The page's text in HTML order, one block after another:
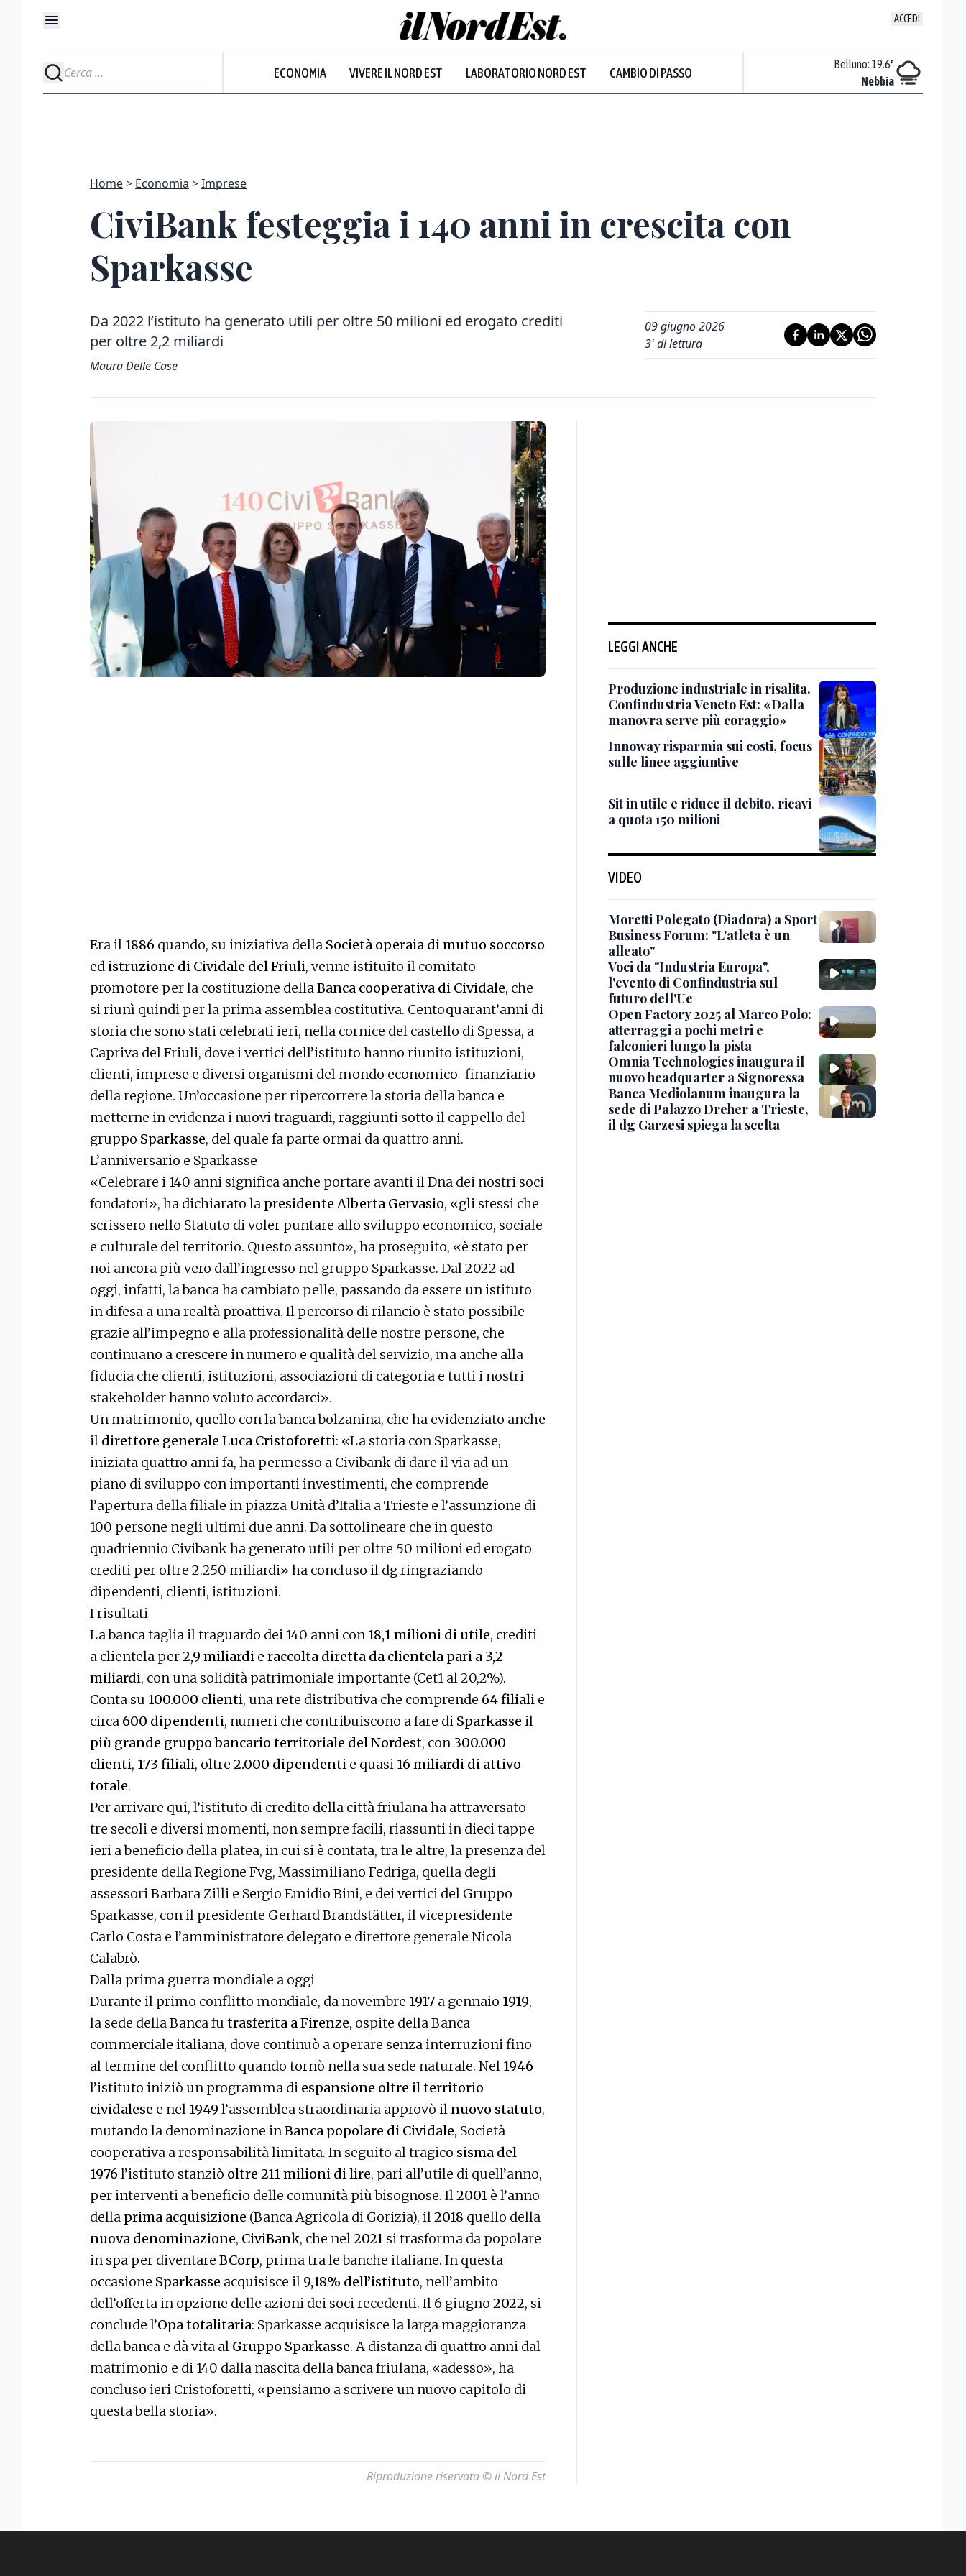
ACCEDI
ECONOMIA VIVERE IL NORD EST LABORATORIO NORD EST CAMBIO DI PASSO
Nuvoloso
Prevalentemente soleggiato
Piovoso
Belluno: 19.6°
Nebbia
Home Economia Imprese
CiviBank festeggia i 140 anni in crescita con
Sparkasse
Da 2022 l’istituto ha generato utili per oltre 50 milioni ed erogato crediti
per oltre 2,2 miliardi
Maura Delle Case
09 giugno 2026
3' di lettura
Era il 1886 quando, su iniziativa della Società operaia di mutuo soccorso
ed istruzione di Cividale del Friuli, venne istituito il comitato
promotore per la costituzione dellaBanca cooperativa di Cividale, che
si riunì quindi per la prima assemblea costitutiva. Centoquarant’anni di
storia che sono stati celebrati ieri, nella cornice del castello di Spessa, a
Capriva del Friuli, dove i vertici dell’istituto hanno riunito istituzioni,
clienti, imprese e diversi organismi del mondo economico-finanziario
della regione. Un’occasione per ripercorrere la storia della banca e
metterne in evidenza i nuovi traguardi, raggiunti sotto il cappello del
gruppo Sparkasse, del quale fa parte ormai da quattro anni.
L’anniversario e Sparkasse
«Celebrare i 140 anni significa anche portare avanti il Dna dei nostri soci
fondatori», ha dichiarato la presidente Alberta Gervasio, «gli stessi che
scrissero nello Statuto di voler puntare allo sviluppo economico, sociale
e culturale del territorio. Questo assunto», ha proseguito, «è stato per
noi ancora più vero dall’ingresso nel gruppo Sparkasse. Dal 2022 ad
oggi, infatti, la banca ha cambiato pelle, passando da essere un istituto
in difesa a una realtà proattiva. Il percorso di rilancio è stato possibile
grazie all’impegno e alla professionalità delle nostre persone, che
continuano a crescere in numero e qualità del servizio, ma anche alla
fiducia che clienti, istituzioni, associazioni di categoria e tutti i nostri
stakeholder hanno voluto accordarci».
Un matrimonio, quello con la banca bolzanina, che ha evidenziato anche
il direttore generale Luca Cristoforetti: «La storia con Sparkasse,
iniziata quattro anni fa, ha permesso a Civibank di dare il via ad un
piano di sviluppo con importanti investimenti, che comprende
l’apertura della filiale in piazza Unità d’Italia a Trieste e l’assunzione di
100 persone negli ultimi due anni. Da sottolineare che in questo
quadriennio Civibank ha generato utili per oltre 50 milioni ed erogato
crediti per oltre 2.250 miliardi» ha concluso il dg ringraziando
dipendenti, clienti, istituzioni.
I risultati
La banca taglia il traguardo dei 140 anni con 18,1 milioni di utile, crediti
a clientela per2,9 miliardi e raccolta diretta da clientela pari a 3,2
miliardi, con una solidità patrimoniale importante (Cet1 al 20,2%).
Conta su 100.000 clienti, una rete distributiva che comprende 64 filiali e
circa 600 dipendenti, numeri che contribuiscono a fare di Sparkasse il
più grande gruppo bancario territoriale del Nordest, con 300.000
clienti, 173 filiali, oltre 2.000 dipendenti e quasi 16 miliardi di attivo
totale.
Per arrivare qui, l’istituto di credito della città friulana ha attraversato
tre secoli e diversi momenti, non sempre facili, riassunti in dieci tappe
ieri a beneficio della platea, in cui si è contata, tra le altre, la presenza del
presidente della Regione Fvg, Massimiliano Fedriga, quella degli
assessori Barbara Zilli e Sergio Emidio Bini, e dei vertici del Gruppo
Sparkasse, con il presidente Gerhard Brandstätter, il vicepresidente
Carlo Costa e l’amministratore delegato e direttore generale Nicola
Calabrò.
Dalla prima guerra mondiale a oggi
Durante il primo conflitto mondiale, da novembre 1917 a gennaio 1919,
la sede della Banca fu trasferita a Firenze, ospite della Banca
commerciale italiana, dove continuò a operare senza interruzioni fino
al termine del conflitto quando tornò nella sua sede naturale. Nel 1946
l’istituto iniziò un programma di espansione oltre il territorio
cividalese e nel 1949 l’assemblea straordinaria approvò il nuovo statuto,
mutando la denominazione inBanca popolare di Cividale, Società
cooperativa a responsabilità limitata. In seguito al tragico sisma del
1976 l’istituto stanziò oltre 211 milioni di lire, pari all’utile di quell’anno,
per interventi a beneficio delle comunità più bisognose. Il2001 è l’anno
della prima acquisizione (Banca Agricola di Gorizia), il2018 quello della
nuova denominazione, CiviBank, che nel2021 si trasforma da popolare
in spa per diventare BCorp, prima tra le banche italiane. In questa
occasione Sparkasse acquisisce il 9,18% dell’istituto, nell’ambito
dell’offerta in opzione delle azioni dei soci recedenti. Il 6 giugno 2022, si
conclude l’Opa totalitaria: Sparkasse acquisisce la larga maggioranza
della banca e dà vita al Gruppo Sparkasse. A distanza di quattro anni dal
matrimonio e di 140 dalla nascita della banca friulana, «adesso», ha
concluso ieri Cristoforetti, «pensiamo a scrivere un nuovo capitolo di
questa bella storia».
Riproduzione riservata © il Nord Est
LEGGI ANCHE
Produzione industriale in risalita.
Confindustria Veneto Est: «Dalla
manovra serve più coraggio»
Innoway risparmia sui costi, focus
sulle linee aggiuntive
Sit in utile e riduce il debito, ricavi
a quota 150 milioni
VIDEO
Moretti Polegato (Diadora) a Sport
Business Forum: "L'atleta è un
alleato"
Voci da "Industria Europa",
l'evento di Confindustria sul
futuro dell'Ue
Open Factory 2025 al Marco Polo:
atterraggi a pochi metri e
falconieri lungo la pista
Omnia Technologies inaugura il
nuovo headquarter a Signoressa
Banca Mediolanum inaugura la
sede di Palazzo Dreher a Trieste,
il dg Garzesi spiega la scelta